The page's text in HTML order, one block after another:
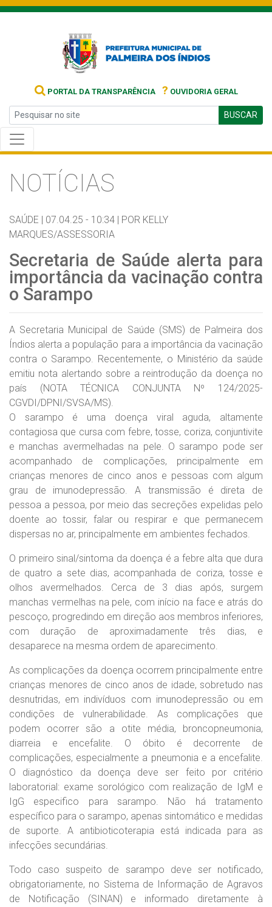
PORTAL DA TRANSPARÊNCIA ? OUVIDORIA GERAL
BUSCAR
NOTÍCIAS
SAÚDE | 07.04.25 - 10:34 | POR KELLY
MARQUES/ASSESSORIA
Secretaria de Saúde alerta para
importância da vacinação contra
o Sarampo
A Secretaria Municipal de Saúde (SMS) de Palmeira dos
Índios alerta a população para a importância da vacinação
contra o Sarampo. Recentemente, o Ministério da saúde
emitiu nota alertando sobre a reintrodução da doença no
país (NOTA TÉCNICA CONJUNTA Nº 124/2025-
CGVDI/DPNI/SVSA/MS).
O sarampo é uma doença viral aguda, altamente
contagiosa que cursa com febre, tosse, coriza, conjuntivite
e manchas avermelhadas na pele. O sarampo pode ser
acompanhado de complicações, principalmente em
crianças menores de cinco anos e pessoas com algum
grau de imunodepressão. A transmissão é direta de
pessoa a pessoa, por meio das secreções expelidas pelo
doente ao tossir, falar ou respirar e que permanecem
dispersas no ar, principalmente em ambientes fechados.
O primeiro sinal/sintoma da doença é a febre alta que dura
de quatro a sete dias, acompanhada de coriza, tosse e
olhos avermelhados. Cerca de 3 dias após, surgem
manchas vermelhas na pele, com início na face e atrás do
pescoço, progredindo em direção aos membros inferiores,
com duração de aproximadamente três dias, e
desaparece na mesma ordem de aparecimento.
As complicações da doença ocorrem principalmente entre
crianças menores de cinco anos de idade, sobretudo nas
desnutridas, em indivíduos com imunodepressão ou em
condições de vulnerabilidade. As complicações que
podem ocorrer são a otite média, broncopneumonia,
diarreia e encefalite. O óbito é decorrente de
complicações, especialmente a pneumonia e a encefalite.
O diagnóstico da doença deve ser feito por critério
laboratorial: exame sorológico com realização de IgM e
IgG especifico para sarampo. Não há tratamento
específico para o sarampo, apenas sintomático e medidas
de suporte. A antibioticoterapia está indicada para as
infecções secundárias.
Todo caso suspeito de sarampo deve ser notificado,
obrigatoriamente, no Sistema de Informação de Agravos
de Notificação (SINAN) e informado diretamente à